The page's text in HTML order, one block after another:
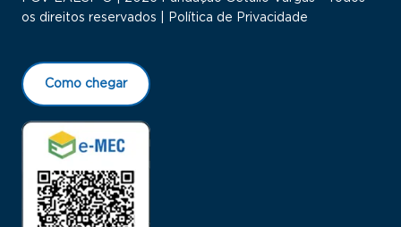
os direitos reservados |
Política de Privacidade
Como chegar